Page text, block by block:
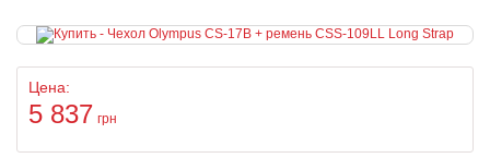
Цена:
5 837 грн